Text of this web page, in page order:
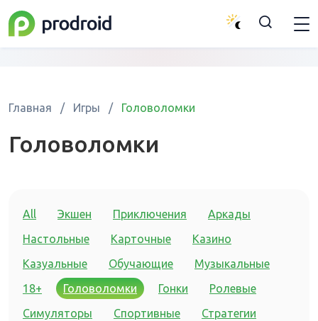
Главная / Игры / Головоломки
Головоломки
All Экшен Приключения
Аркады
Настольные
Карточные
Казино
Казуальные
Обучающие
Музыкальные
18+
Головоломки Гонки
Ролевые
Симуляторы
Спортивные
Стратегии